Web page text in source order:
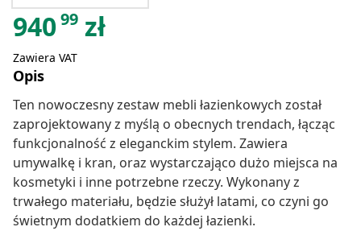
94099 zł
Zawiera VAT
Opis
Ten nowoczesny zestaw mebli łazienkowych został
zaprojektowany z myślą o obecnych trendach, łącząc
funkcjonalność z eleganckim stylem. Zawiera
umywalkę i kran, oraz wystarczająco dużo miejsca na
kosmetyki i inne potrzebne rzeczy. Wykonany z
trwałego materiału, będzie służył latami, co czyni go
świetnym dodatkiem do każdej łazienki.